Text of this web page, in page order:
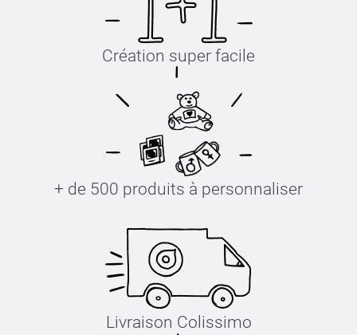
Création super facile
+ de 500 produits à personnaliser
Livraison Colissimo